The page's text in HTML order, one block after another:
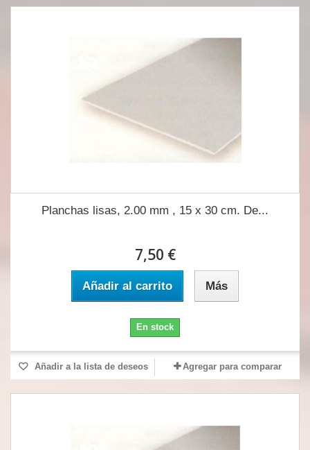
Planchas lisas, 2.00 mm , 15 x 30 cm. De...
7,50 €
Añadir al carrito Más
En stock
Añadir a la lista de deseos Agregar para comparar